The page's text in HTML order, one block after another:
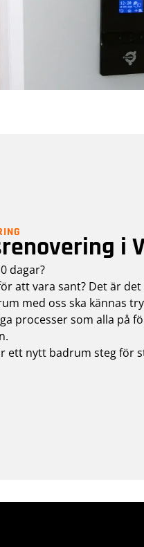
i
dagar?
att vara sant? Det är det
med oss ska kännas
processer som alla på
ett nytt badrum steg för